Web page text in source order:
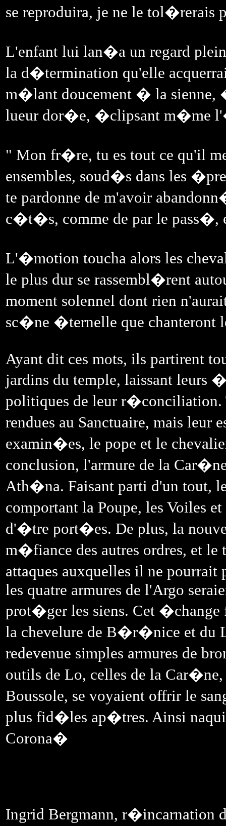
se reproduira, je ne le tol�rerais
L'enfant lui lan�a un regard
la d�termination qu'elle
m�lant doucement � la sienne,
lueur dor�e, �clipsant m�me
" Mon fr�re, tu es tout ce qu'il
ensembles, soud�s dans les
te pardonne de m'avoir
c�t�s, comme de par le pass�,
L'�motion toucha alors les
le plus dur se rassembl�rent
moment solennel dont rien
sc�ne �ternelle que chanteront
Ayant dit ces mots, ils partirent
jardins du temple, laissant leurs
politiques de leur
rendues au Sanctuaire, mais leur
examin�es, le pope et le
conclusion, l'armure de la
Ath�na. Faisant parti d'un tout,
comportant la Poupe, les Voiles
d'�tre port�es. De plus, la
m�fiance des autres ordres, et le
attaques auxquelles il ne
les quatre armures de l'Argo
prot�ger les siens. Cet �change
la chevelure de B�r�nice et du
redevenue simples armures de
outils de Lo, celles de la Car�ne,
Boussole, se voyaient offrir le
plus fid�les ap�tres. Ainsi
Corona�
Ingrid Bergmann, r�incarnation